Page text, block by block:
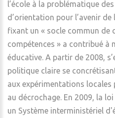
l’école à la problématique
d’orientation pour l’avenir de
fixant un « socle commun de
compétences » a contribué à
éducative. A partir de 2008,
politique claire se
aux expérimentations locales
au décrochage. En 2009, la loi
un Système interministériel